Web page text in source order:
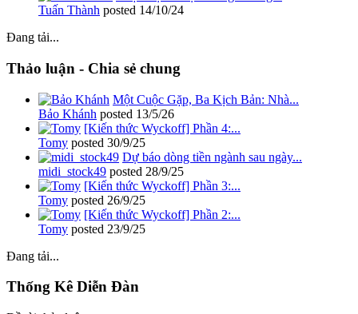
Tuấn Thành posted 14/10/24
Đang tải...
Thảo luận - Chia sẻ chung
Một Cuộc Gặp, Ba Kịch Bản: Nhà...
Bảo Khánh posted 13/5/26
[Kiến thức Wyckoff] Phần 4:...
Tomy posted 30/9/25
Dự báo dòng tiền ngành sau ngày...
midi_stock49 posted 28/9/25
[Kiến thức Wyckoff] Phần 3:...
Tomy posted 26/9/25
[Kiến thức Wyckoff] Phần 2:...
Tomy posted 23/9/25
Đang tải...
Thống Kê Diễn Đàn